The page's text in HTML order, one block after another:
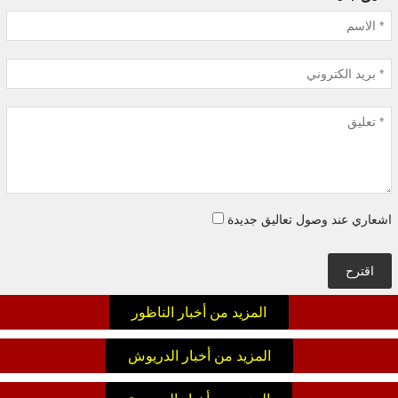
اشعاري عند وصول تعاليق جديدة
اقترح
المزيد من أخبار الناظور
المزيد من أخبار الدريوش